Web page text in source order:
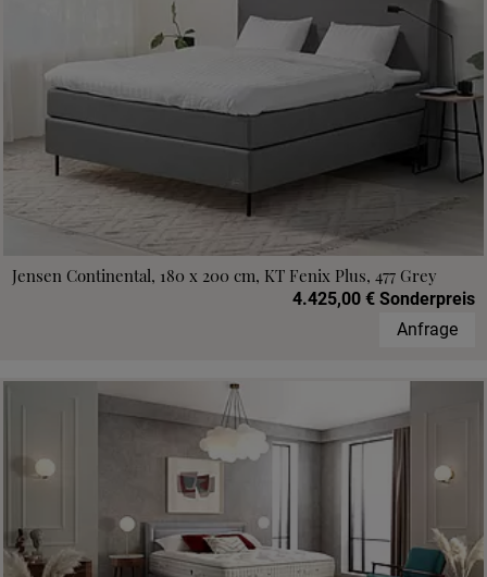
Jensen Continental, 180 x 200 cm, KT Fenix Plus, 477 Grey
4.425,00 € Sonderpreis
Anfrage